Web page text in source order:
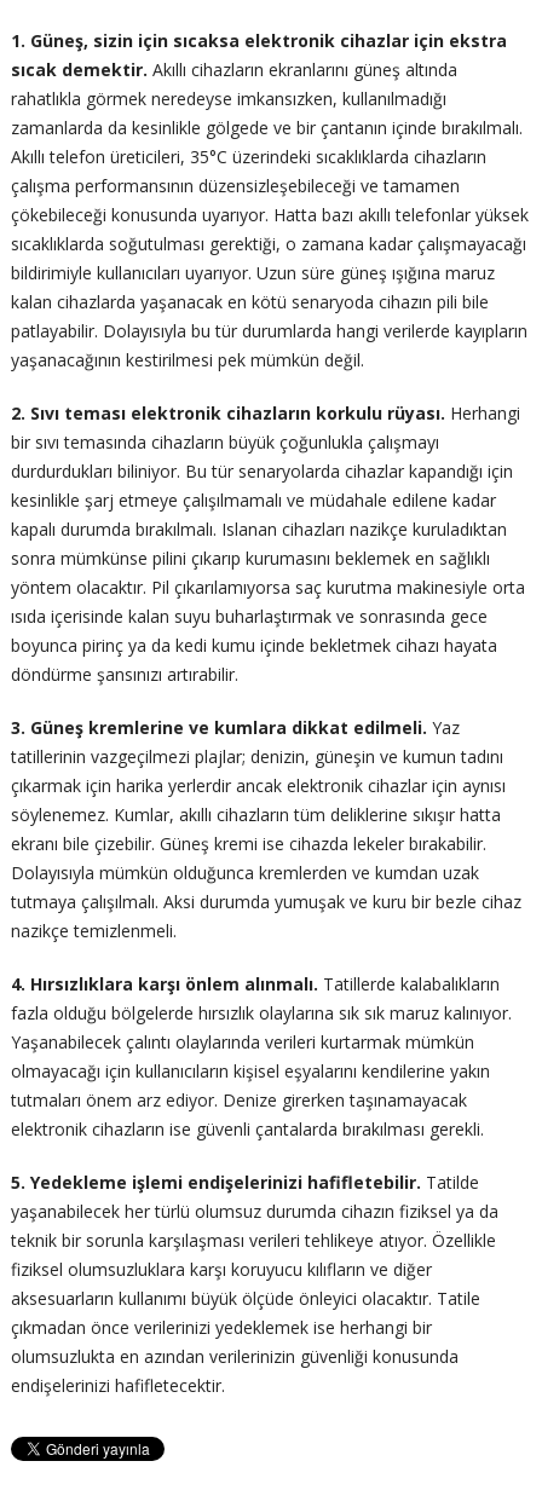
1. Güneş, sizin için sıcaksa elektronik cihazlar için ekstra
sıcak demektir. Akıllı cihazların ekranlarını güneş altında
rahatlıkla görmek neredeyse imkansızken, kullanılmadığı
zamanlarda da kesinlikle gölgede ve bir çantanın içinde bırakılmalı.
Akıllı telefon üreticileri, 35°C üzerindeki sıcaklıklarda cihazların
çalışma performansının düzensizleşebileceği ve tamamen
çökebileceği konusunda uyarıyor. Hatta bazı akıllı telefonlar yüksek
sıcaklıklarda soğutulması gerektiği, o zamana kadar çalışmayacağı
bildirimiyle kullanıcıları uyarıyor. Uzun süre güneş ışığına maruz
kalan cihazlarda yaşanacak en kötü senaryoda cihazın pili bile
patlayabilir. Dolayısıyla bu tür durumlarda hangi verilerde kayıpların
yaşanacağının kestirilmesi pek mümkün değil.
2. Sıvı teması elektronik cihazların korkulu rüyası. Herhangi
bir sıvı temasında cihazların büyük çoğunlukla çalışmayı
durdurdukları biliniyor. Bu tür senaryolarda cihazlar kapandığı için
kesinlikle şarj etmeye çalışılmamalı ve müdahale edilene kadar
kapalı durumda bırakılmalı. Islanan cihazları nazikçe kuruladıktan
sonra mümkünse pilini çıkarıp kurumasını beklemek en sağlıklı
yöntem olacaktır. Pil çıkarılamıyorsa saç kurutma makinesiyle orta
ısıda içerisinde kalan suyu buharlaştırmak ve sonrasında gece
boyunca pirinç ya da kedi kumu içinde bekletmek cihazı hayata
döndürme şansınızı artırabilir.
3. Güneş kremlerine ve kumlara dikkat edilmeli. Yaz
tatillerinin vazgeçilmezi plajlar; denizin, güneşin ve kumun tadını
çıkarmak için harika yerlerdir ancak elektronik cihazlar için aynısı
söylenemez. Kumlar, akıllı cihazların tüm deliklerine sıkışır hatta
ekranı bile çizebilir. Güneş kremi ise cihazda lekeler bırakabilir.
Dolayısıyla mümkün olduğunca kremlerden ve kumdan uzak
tutmaya çalışılmalı. Aksi durumda yumuşak ve kuru bir bezle cihaz
nazikçe temizlenmeli.
4. Hırsızlıklara karşı önlem alınmalı. Tatillerde kalabalıkların
fazla olduğu bölgelerde hırsızlık olaylarına sık sık maruz kalınıyor.
Yaşanabilecek çalıntı olaylarında verileri kurtarmak mümkün
olmayacağı için kullanıcıların kişisel eşyalarını kendilerine yakın
tutmaları önem arz ediyor. Denize girerken taşınamayacak
elektronik cihazların ise güvenli çantalarda bırakılması gerekli.
5. Yedekleme işlemi endişelerinizi hafifletebilir. Tatilde
yaşanabilecek her türlü olumsuz durumda cihazın fiziksel ya da
teknik bir sorunla karşılaşması verileri tehlikeye atıyor. Özellikle
fiziksel olumsuzluklara karşı koruyucu kılıfların ve diğer
aksesuarların kullanımı büyük ölçüde önleyici olacaktır. Tatile
çıkmadan önce verilerinizi yedeklemek ise herhangi bir
olumsuzlukta en azından verilerinizin güvenliği konusunda
endişelerinizi hafifletecektir.